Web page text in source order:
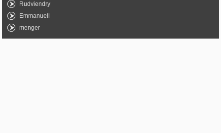
Rudviendry
Emmanuell
menger